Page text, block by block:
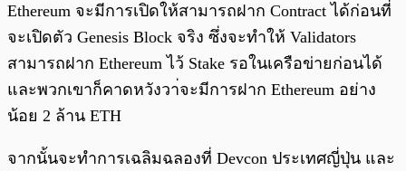
Ethereum จะมีการเปิดให้สามารถฝาก Contract ได้ก่อนที่
จะเปิดตัว Genesis Block จริง ซึ่งจะทำให้ Validators
สามารถฝาก Ethereum ไว้ Stake รอในเครือข่ายก่อนได้
และพวกเขาก็คาดหวังวา่จะมีการฝาก Ethereum อย่าง
น้อย 2 ล้าน ETH
จากนั้นจะทำการเฉลิมฉลองที่ Devcon ประเทศญี่ปุ่น และ